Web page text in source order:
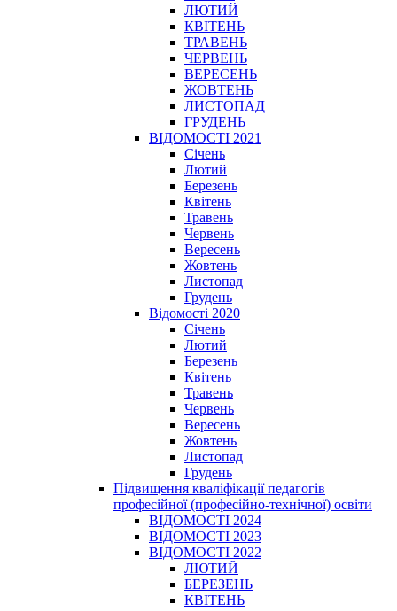
ЛЮТИЙ
КВІТЕНЬ
ТРАВЕНЬ
ЧЕРВЕНЬ
ВЕРЕСЕНЬ
ЖОВТЕНЬ
ЛИСТОПАД
ГРУДЕНЬ
ВІДОМОСТІ 2021
Січень
Лютий
Березень
Квітень
Травень
Червень
Вересень
Жовтень
Листопад
Грудень
Відомості 2020
Січень
Лютий
Березень
Квітень
Травень
Червень
Вересень
Жовтень
Листопад
Грудень
Підвищення кваліфікації педагогів
професійної (професійно-технічної) освіти
ВІДОМОСТІ 2024
ВІДОМОСТІ 2023
ВІДОМОСТІ 2022
ЛЮТИЙ
БЕРЕЗЕНЬ
КВІТЕНЬ